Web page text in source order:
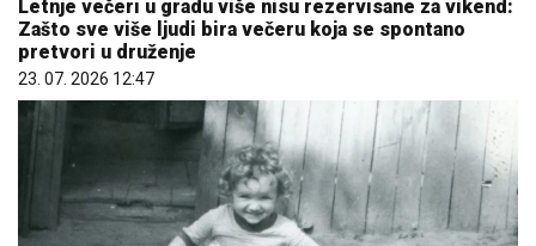
Letnje večeri u gradu više nisu rezervisane za vikend:
Zašto sve više ljudi bira večeru koja se spontano
pretvori u druženje
23. 07. 2026 12:47